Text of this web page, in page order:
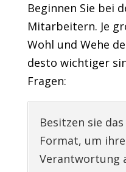
Beginnen Sie bei
Mitarbeitern. Je
Wohl und Wehe
desto wichtiger
Fragen:
Besitzen sie
Format, um
Verantwortung